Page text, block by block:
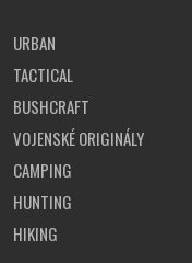
URBAN
TACTICAL
BUSHCRAFT
VOJENSKÉ ORIGINÁLY
CAMPING
HUNTING
HIKING